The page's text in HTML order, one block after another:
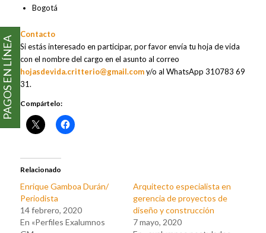
Bogotá
Contacto
Si estás interesado en participar, por favor envía tu hoja de vida
con el nombre del cargo en el asunto al correo
hojasdevida.critterio@gmail.comy/o al WhatsApp 310783 69
31.
Compártelo:
Relacionado
Enrique Gamboa Durán/
Periodista
14 febrero, 2020
En «Perfiles Exalumnos
Arquitecto especialista en
gerencia de proyectos de
diseño y construcción
7 mayo, 2020
PAGOS EN LÍNEA